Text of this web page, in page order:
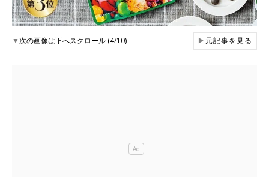
▼次の画像は下へスクロール (4/10) ▶元記事を見る